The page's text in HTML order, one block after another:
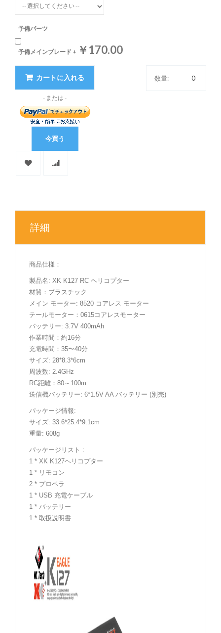
予備パーツ
予備メインブレード + ￥170.00
数量:
カートに入れる
今買う
詳細
商品仕様：
製品名: XK K127 RC ヘリコプター
材質：プラスチック
メイン モーター: 8520 コアレス モーター
テールモーター：0615コアレスモーター
バッテリー: 3.7V 400mAh
作業時間：約16分
充電時間：35〜40分
サイズ: 28*8.3*6cm
周波数: 2.4GHz
RC距離：80～100m
送信機バッテリー: 6*1.5V AA バッテリー (別売)
パッケージ情報:
サイズ: 33.6*25.4*9.1cm
重量: 608g
パッケージリスト :
1 * XK K127ヘリコプター
1 * リモコン
2 * プロペラ
1 * USB 充電ケーブル
1 * バッテリー
1 * 取扱説明書